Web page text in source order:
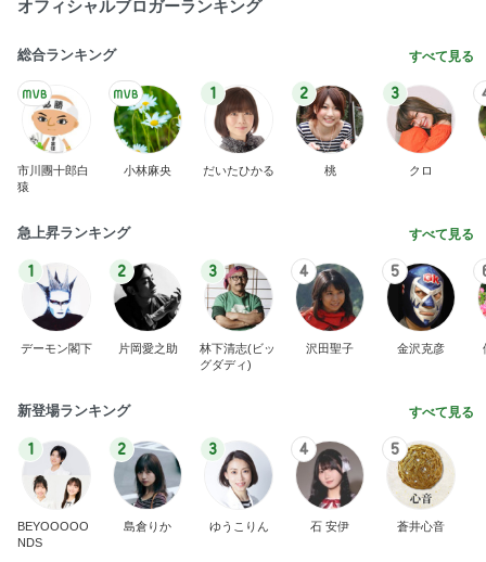
オフィシャルブロガーランキング
総合ランキング すべて見る
市川團十郎白
猿
小林麻央
1
だいたひかる
2
桃
3
クロ
急上昇ランキング すべて見る
1
デーモン閣下
2
片岡愛之助
3
林下清志(ビッ
グダディ)
4
沢田聖子
5
金沢克彦
新登場ランキング すべて見る
1
BEYOOOOO
NDS
2
島倉りか
3
ゆうこりん
4
石 安伊
5
蒼井心音